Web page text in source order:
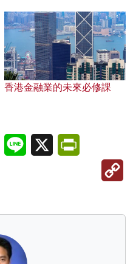
香港金融業的未來必修課
LinkedInLine X